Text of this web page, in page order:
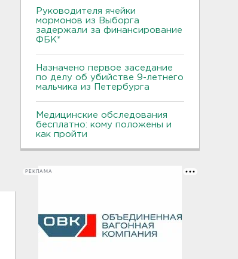
Руководителя ячейки
мормонов из Выборга
задержали за финансирование
ФБК*
Назначено первое заседание
по делу об убийстве 9-летнего
мальчика из Петербурга
Медицинские обследования
бесплатно: кому положены и
как пройти
РЕКЛАМА